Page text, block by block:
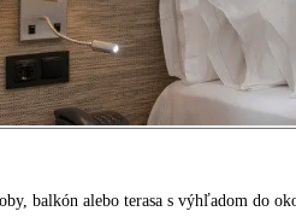
balkón alebo terasa s výhľadom do